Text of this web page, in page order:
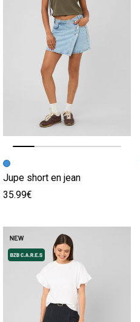
Image précédente
Image suivante
Jupe short en jean
35.99€